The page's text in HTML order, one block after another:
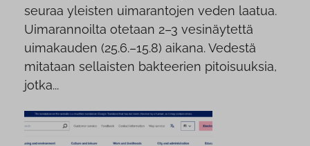
seuraa yleisten uimarantojen veden laatua.
Uimarannoilta otetaan 2–3 vesinäytettä
uimakauden (25.6.–15.8) aikana. Vedestä
mitataan sellaisten bakteerien pitoisuuksia,
jotka...